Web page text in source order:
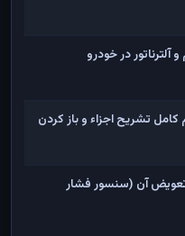
در خودرو
آن (سنسور فشار